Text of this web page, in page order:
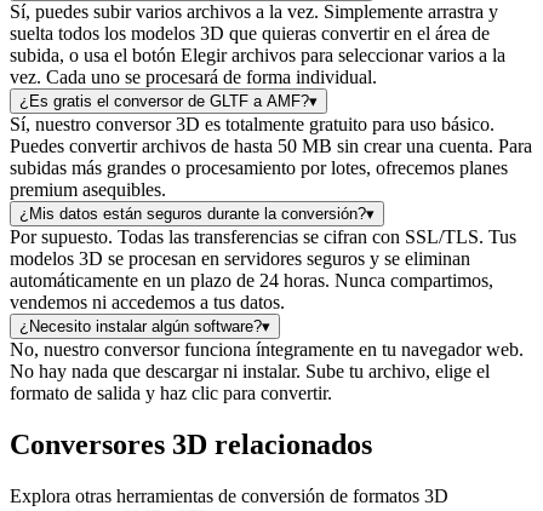
Sí, puedes subir varios archivos a la vez. Simplemente arrastra y
suelta todos los modelos 3D que quieras convertir en el área de
subida, o usa el botón Elegir archivos para seleccionar varios a la
vez. Cada uno se procesará de forma individual.
¿Es gratis el conversor de GLTF a AMF?▾
Sí, nuestro conversor 3D es totalmente gratuito para uso básico.
Puedes convertir archivos de hasta 50 MB sin crear una cuenta. Para
subidas más grandes o procesamiento por lotes, ofrecemos planes
premium asequibles.
¿Mis datos están seguros durante la conversión?▾
Por supuesto. Todas las transferencias se cifran con SSL/TLS. Tus
modelos 3D se procesan en servidores seguros y se eliminan
automáticamente en un plazo de 24 horas. Nunca compartimos,
vendemos ni accedemos a tus datos.
¿Necesito instalar algún software?▾
No, nuestro conversor funciona íntegramente en tu navegador web.
No hay nada que descargar ni instalar. Sube tu archivo, elige el
formato de salida y haz clic para convertir.
Conversores 3D relacionados
Explora otras herramientas de conversión de formatos 3D